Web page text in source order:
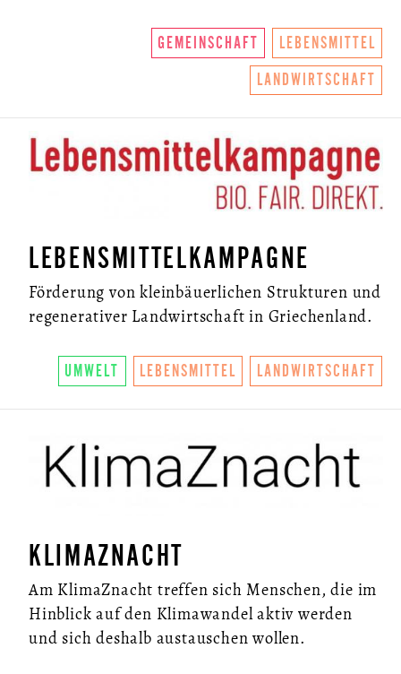
GEMEINSCHAFT LEBENSMITTEL
LANDWIRTSCHAFT
LEBENSMITTELKAMPAGNE
Förderung von kleinbäuerlichen Strukturen und
regenerativer Landwirtschaft in Griechenland.
UMWELT LEBENSMITTEL LANDWIRTSCHAFT
KLIMAZNACHT
Am KlimaZnacht treffen sich Menschen, die im
Hinblick auf den Klimawandel aktiv werden
und sich deshalb austauschen wollen.